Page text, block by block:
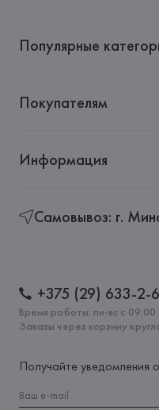
Популярные
Покупателям
Информация
Самовывоз: г.
+375 (29) 633-2-
Время работы: пн-вс с 09:00
Заказы через корзину
Получайте уведомления